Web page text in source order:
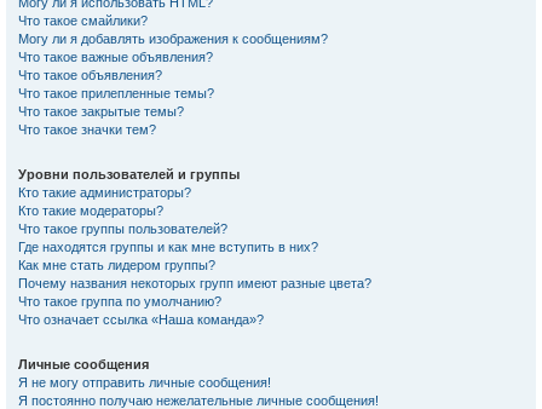
Что такое смайлики?
Могу ли я добавлять изображения к сообщениям?
Что такое важные объявления?
Что такое объявления?
Что такое прилепленные темы?
Что такое закрытые темы?
Что такое значки тем?
Уровни пользователей и группы
Кто такие администраторы?
Кто такие модераторы?
Что такое группы пользователей?
Где находятся группы и как мне вступить в них?
Как мне стать лидером группы?
Почему названия некоторых групп имеют разные цвета?
Что такое группа по умолчанию?
Что означает ссылка «Наша команда»?
Личные сообщения
Я не могу отправить личные сообщения!
Я постоянно получаю нежелательные личные сообщения!